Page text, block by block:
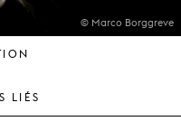
© Marco Borggreve
LIÉS